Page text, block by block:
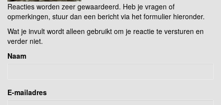
Reacties worden zeer gewaardeerd. Heb je vragen of
opmerkingen, stuur dan een bericht via het formulier hieronder.
Wat je invult wordt alleen gebruikt om je reactie te versturen en
verder niet.
Naam
E-mailadres